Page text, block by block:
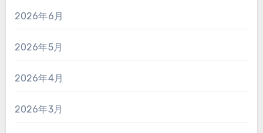
2026年6月
2026年5月
2026年4月
2026年3月